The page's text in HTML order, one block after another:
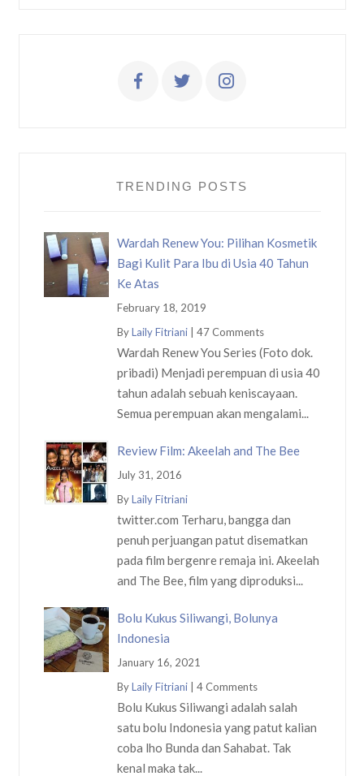
TRENDING POSTS
Wardah Renew You: Pilihan Kosmetik
Bagi Kulit Para Ibu di Usia 40 Tahun
Ke Atas
February 18, 2019
ByLaily Fitriani| 47 Comments
Wardah Renew You Series (Foto dok.
pribadi) Menjadi perempuan di usia 40
tahun adalah sebuah keniscayaan.
Semua perempuan akan mengalami...
Review Film: Akeelah and The Bee
July 31, 2016
ByLaily Fitriani
twitter.com Terharu, bangga dan
penuh perjuangan patut disematkan
pada film bergenre remaja ini. Akeelah
and The Bee, film yang diproduksi...
Bolu Kukus Siliwangi, Bolunya
Indonesia
January 16, 2021
ByLaily Fitriani| 4 Comments
Bolu Kukus Siliwangi adalah salah
satu bolu Indonesia yang patut kalian
coba lho Bunda dan Sahabat. Tak
kenal maka tak...